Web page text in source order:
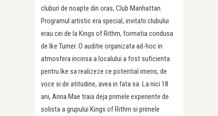
cluburi de noapte din oras, Club Manhattan.
Programul artistic era special, invitatii clubului
erau cei de la Kings of Rithm, formatia condusa
de Ike Turner. O auditie organizata ad-hoc in
atmosfera incinsa a localului a fost suficienta
pentru Ike sa realizeze ce potential imens, de
voce si de atitudine, avea in fata sa. La nici 18
ani, Anna Mae traia deja primele experiente de
solista a grupului Kings of Rithm si primele